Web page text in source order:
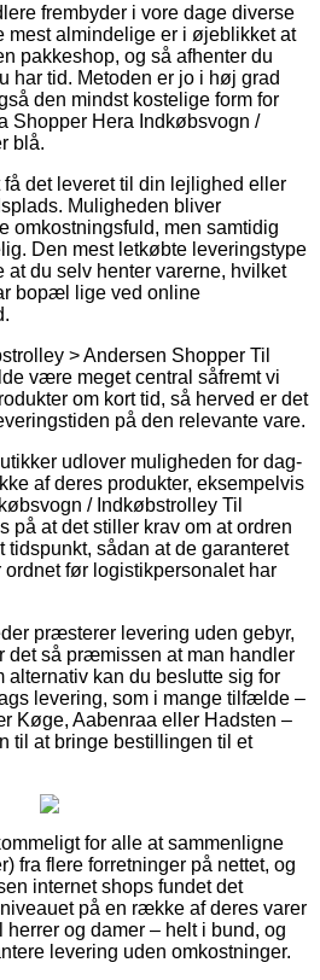
frembyder i vore dage diverse
mest almindelige er i øjeblikket at
pakkeshop, og så afhenter du
har tid. Metoden er jo i høj grad
den mindst kostelige form for
Shopper Hera Indkøbsvogn /
blå.
det leveret til din lejlighed eller
Muligheden bliver
omkostningsfuld, men samtidig
Den mest letkøbte leveringstype
du selv henter varerne, hvilket
bopæl lige ved online
> Andersen Shopper Til
være meget central såfremt vi
om kort tid, så herved er det
på den relevante vare.
udlover muligheden for dag-
af deres produkter, eksempelvis
/ Indkøbstrolley Til
på at det stiller krav om at ordren
sådan at de garanteret
ordnet før logistikpersonalet har
præsterer levering uden gebyr,
det så præmissen at man handler
kan du beslutte sig for
levering, som i mange tilfælde –
Køge, Aabenraa eller Hadsten –
til at bringe bestillingen til et
for alle at sammenligne
fra flere forretninger på nettet, og
internet shops fundet det
på en række af deres varer
og damer – helt i bund, og
levering uden omkostninger.